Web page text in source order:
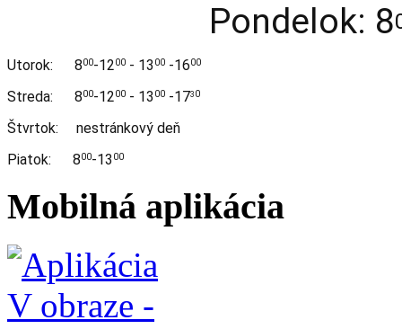
Pondelok: 8
Utorok: 800-1200 - 13 00 -1600
Streda: 800-1200 - 13 00 -173 0
Štvrtok: nestránkový deň
Piatok: 800-13 00
Mobilná aplikácia